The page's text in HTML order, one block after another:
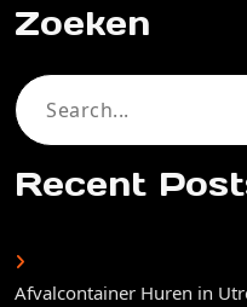
Zoeken
Search
Recent
Afvalcontainer Huren in